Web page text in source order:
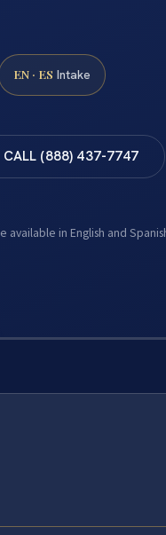
EN · ES Intake
CALL (888) 437-7747
available in English and